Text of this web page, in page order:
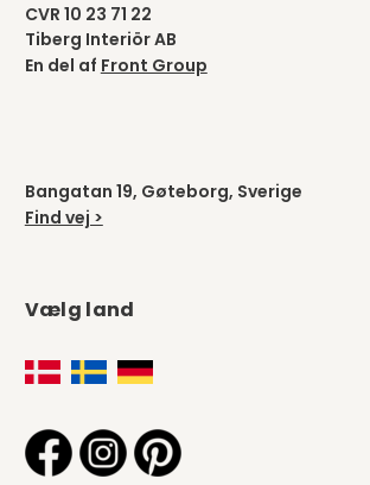
CVR 10 23 71 22
Tiberg Interiör AB
En del af Front Group
Bangatan 19, Gøteborg, Sverige
Find vej >
Vælg land